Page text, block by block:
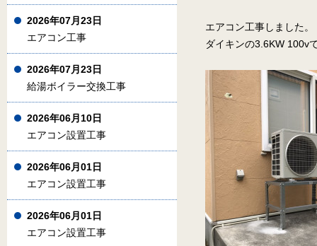
エアコン工事しました。
ダイキンの3.6KW 100v
2026年07月23日
エアコン工事
2026年07月23日
給湯ボイラー交換工事
2026年06月10日
エアコン設置工事
2026年06月01日
エアコン設置工事
2026年06月01日
エアコン設置工事